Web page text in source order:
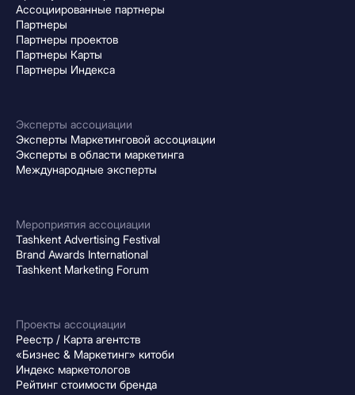
Ассоциированные партнеры
Партнеры
Партнеры проектов
Партнеры Карты
Партнеры Индекса
Эксперты ассоциации
Эксперты Маркетинговой ассоциации
Эксперты в области маркетинга
Международные эксперты
Мероприятия ассоциации
Tashkent Advertising Festival
Brand Awards International
Tashkent Marketing Forum
Проекты ассоциации
Реестр / Карта агентств
«Бизнес & Маркетинг» китоби
Индекс маркетологов
Рейтинг стоимости бренда